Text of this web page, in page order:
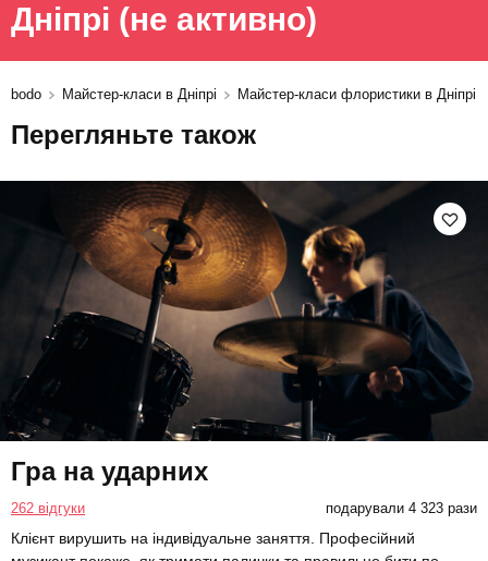
Дніпрі (не активно)
bodo Майстер-класи в Дніпрі Майстер-класи флористики в Дніпрі
Перегляньте також
Гра на ударних
262 відгуки подарували 4 323 рази
Клієнт вирушить на індивідуальне заняття. Професійний